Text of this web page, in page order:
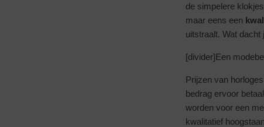
de simpelere
maar eens een
uitstraalt. Wat
[divider]Een
Prijzen van
bedrag ervoor
worden voor een
kwalitatief